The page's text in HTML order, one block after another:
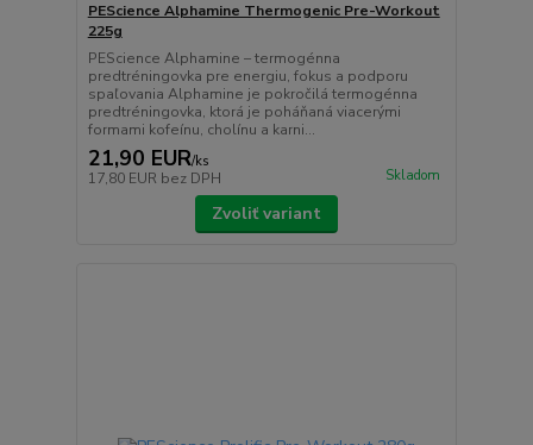
PEScience Alphamine Thermogenic Pre-Workout
225g
PEScience Alphamine – termogénna
predtréningovka pre energiu, fokus a podporu
spaľovania Alphamine je pokročilá termogénna
predtréningovka, ktorá je poháňaná viacerými
formami kofeínu, cholínu a karni...
21,90 EUR/ks
17,80 EUR bez DPH Skladom
Zvoliť variant